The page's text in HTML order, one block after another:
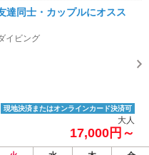
達同士・カップルにオスス
イビング
現地決済またはオンラインカード決済可
大人
17,000円～